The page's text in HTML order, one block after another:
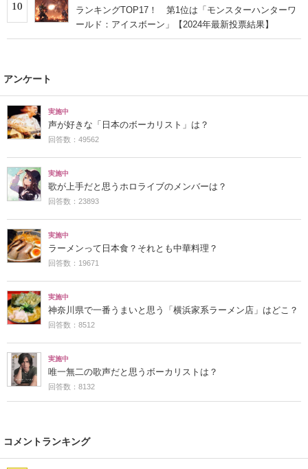
10
ランキングTOP17！ 第1位は「モンスターハンターワ
ールド：アイスボーン」【2024年最新投票結果】
アンケート
実施中
声が好きな「日本のボーカリスト」は？
回答数：49562
実施中
歌が上手だと思うホロライブのメンバーは？
回答数：23893
実施中
ラーメンって日本食？それとも中華料理？
回答数：19671
実施中
神奈川県で一番うまいと思う「横浜家系ラーメン店」はどこ？
回答数：8512
実施中
唯一無二の歌声だと思うボーカリストは？
回答数：8132
コメントランキング